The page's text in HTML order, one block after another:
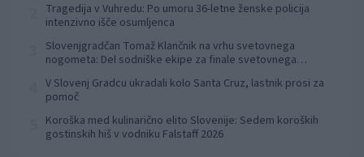
Tragedija v Vuhredu: Po umoru 36-letne ženske policija
intenzivno išče osumljenca
Slovenjgradčan Tomaž Klančnik na vrhu svetovnega
nogometa: Del sodniške ekipe za finale svetovnega
V Slovenj Gradcu ukradali kolo Santa Cruz, lastnik prosi za
pomoč
Koroška med kulinarično elito Slovenije: Sedem koroških
gostinskih hiš v vodniku Falstaff 2026